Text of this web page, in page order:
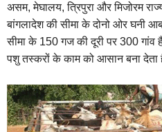
असम, मेघालय, त्रिपुरा और मिजोरम
बांगलादेश की सीमा के दोनो ओर घनी
सीमा के 150 गज की दूरी पर 300 गांव
पशु तस्करों के काम को आसान बना देता